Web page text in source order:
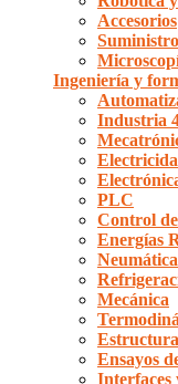
Accesorios
Ingeniería y
Industria
PLC
Control
Energías
Mecánica
Ensayos
Interfaces